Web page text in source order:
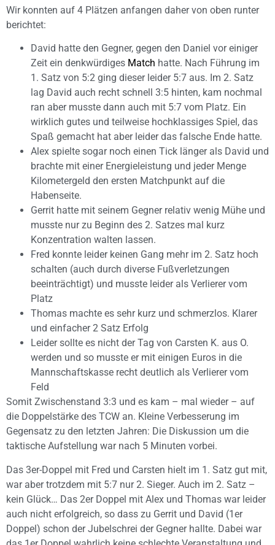
Wir konnten auf 4 Plätzen anfangen daher von oben runter
berichtet:
David hatte den Gegner, gegen den Daniel vor einiger
Zeit ein denkwürdiges Match hatte. Nach Führung im
1. Satz von 5:2 ging dieser leider 5:7 aus. Im 2. Satz
lag David auch recht schnell 3:5 hinten, kam nochmal
ran aber musste dann auch mit 5:7 vom Platz. Ein
wirklich gutes und teilweise hochklassiges Spiel, das
Spaß gemacht hat aber leider das falsche Ende hatte.
Alex spielte sogar noch einen Tick länger als David und
brachte mit einer Energieleistung und jeder Menge
Kilometergeld den ersten Matchpunkt auf die
Habenseite.
Gerrit hatte mit seinem Gegner relativ wenig Mühe und
musste nur zu Beginn des 2. Satzes mal kurz
Konzentration walten lassen.
Fred konnte leider keinen Gang mehr im 2. Satz hoch
schalten (auch durch diverse Fußverletzungen
beeinträchtigt) und musste leider als Verlierer vom
Platz
Thomas machte es sehr kurz und schmerzlos. Klarer
und einfacher 2 Satz Erfolg
Leider sollte es nicht der Tag von Carsten K. aus O.
werden und so musste er mit einigen Euros in die
Mannschaftskasse recht deutlich als Verlierer vom
Feld
Somit Zwischenstand 3:3 und es kam – mal wieder – auf
die Doppelstärke des TCW an. Kleine Verbesserung im
Gegensatz zu den letzten Jahren: Die Diskussion um die
taktische Aufstellung war nach 5 Minuten vorbei.
Das 3er-Doppel mit Fred und Carsten hielt im 1. Satz gut mit,
war aber trotzdem mit 5:7 nur 2. Sieger. Auch im 2. Satz –
kein Glück… Das 2er Doppel mit Alex und Thomas war leider
auch nicht erfolgreich, so dass zu Gerrit und David (1er
Doppel) schon der Jubelschrei der Gegner hallte. Dabei war